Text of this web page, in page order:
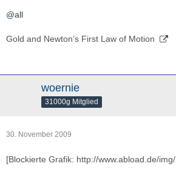
@all
Gold and Newton’s First Law of Motion
woernie
31000g Mitglied
30. November 2009
[Blockierte Grafik: http://www.abload.de/